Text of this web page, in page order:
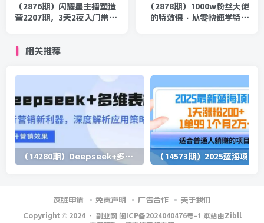
（2876期）闪耀星主播塑造
营2207期，3天2夜入门带货
（2878期）1000w粉丝大佬
的特效课·从零快速学特效
相关推荐
（14280期）Deepseek+多维表格，银行营销新利器，深度解析应用策略，提升营销效果
友链申请 免责声明 广告合作 关于我们
Copyright © 2024 · 副业网 闽ICP备2024040476号-1 本站由Zibll